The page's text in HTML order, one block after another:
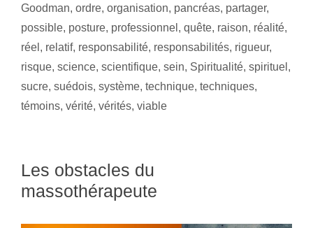
Goodman, ordre, organisation, pancréas, partager,
possible, posture, professionnel , quête, raison, réalité,
réel , relatif, responsabilité, responsabilités, rigueur,
risque, science, scientifique, sein, Spiritualité, spirituel ,
sucre, suédois, système, technique, techniques,
témoins, vérité, vérités, viable
Les obstacles du
massothérapeute